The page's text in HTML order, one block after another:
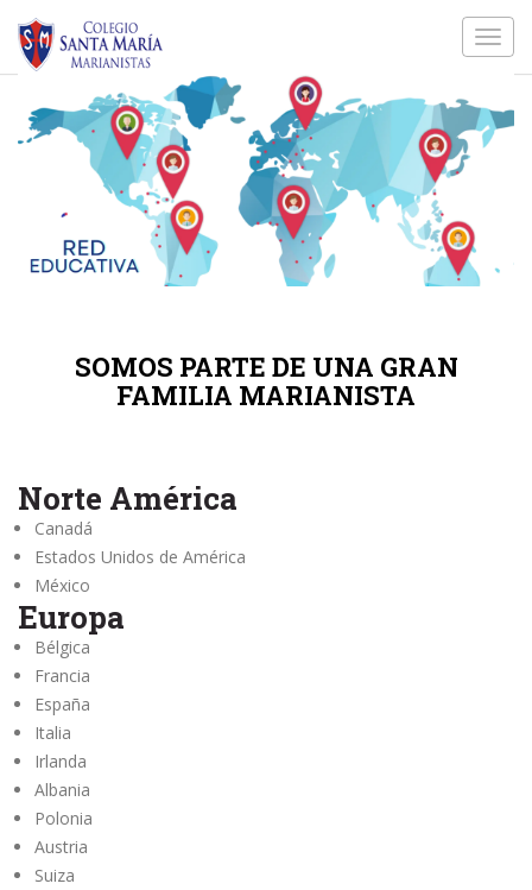
SOMOS PARTE DE UNA GRAN
FAMILIA MARIANISTA
Norte América
Canadá
Estados Unidos de América
México
Europa
Bélgica
Francia
España
Italia
Irlanda
Albania
Polonia
Austria
Suiza